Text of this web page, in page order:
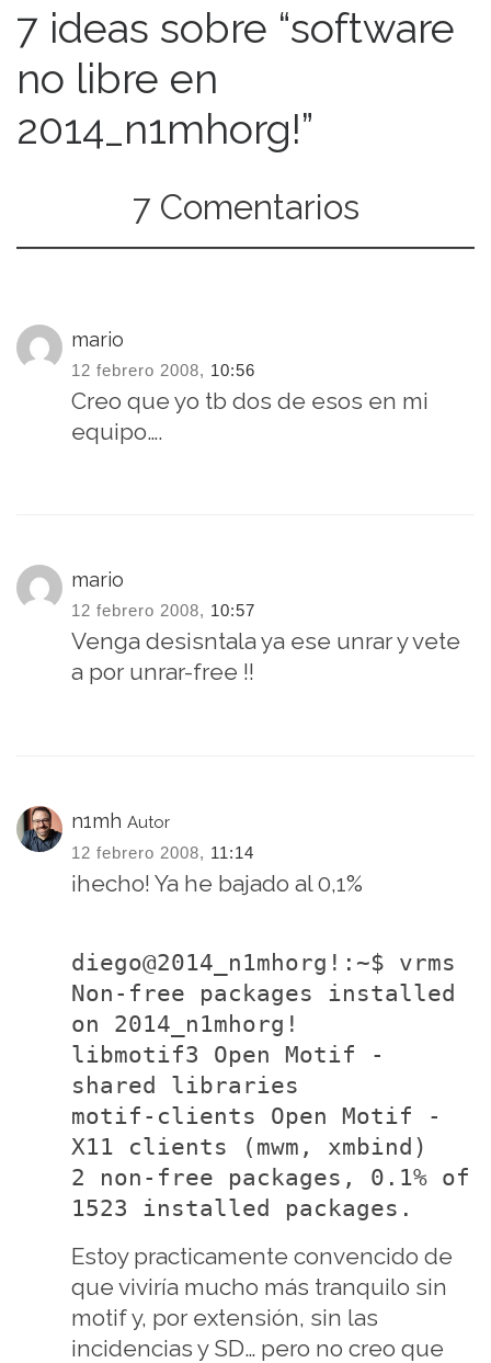
7 ideas sobre “software
no libre en
2014_n1mhorg!”
7 Comentarios
mario
12 febrero 2008, 10:56
Creo que yo tb dos de esos en mi
equipo….
mario
12 febrero 2008, 10:57
Venga desisntala ya ese unrar y vete
a por unrar-free !!
n1mh Autor
12 febrero 2008, 11:14
¡hecho! Ya he bajado al 0,1%
diego@2014_n1mhorg!:~$ vrms
Non-free packages installed
on 2014_n1mhorg!
libmotif3 Open Motif -
shared libraries
motif-clients Open Motif -
X11 clients (mwm, xmbind)
2 non-free packages, 0.1% of
1523 installed packages.
Estoy practicamente convencido de
que viviría mucho más tranquilo sin
motif y, por extensión, sin las
incidencias y SD… pero no creo que